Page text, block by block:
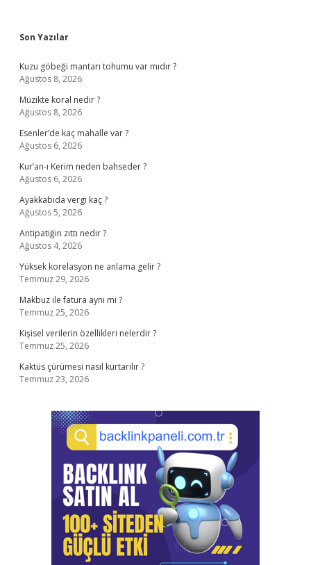
Sidebar
Son Yazılar
Kuzu göbeği mantarı tohumu var mıdır ?
Ağustos 8, 2026
Müzikte koral nedir ?
Ağustos 8, 2026
Esenler’de kaç mahalle var ?
Ağustos 6, 2026
Kur’an-ı Kerim neden bahseder ?
Ağustos 6, 2026
Ayakkabıda vergi kaç ?
Ağustos 5, 2026
Antipatiğin zıttı nedir ?
Ağustos 4, 2026
Yüksek korelasyon ne anlama gelir ?
Temmuz 29, 2026
Makbuz ile fatura aynı mı ?
Temmuz 25, 2026
Kişisel verilerin özellikleri nelerdir ?
Temmuz 25, 2026
Kaktüs çürümesi nasıl kurtarılır ?
Temmuz 23, 2026